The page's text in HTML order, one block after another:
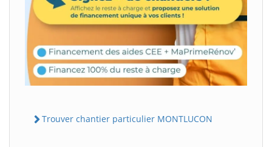
Trouver chantier particulier MONTLUCON